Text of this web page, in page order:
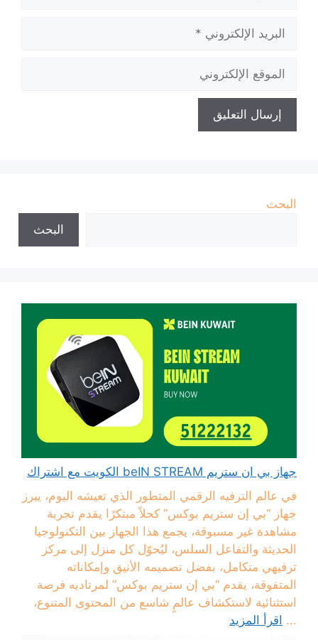
الإلكتروني
الإلكتروني
البحث
البحث
جهاز بي ان ستريم beIN STREAM الكويت مع اشتراك
في عالم الترفيه الرقمي المتطور الذي تعيشه اليوم، يبرز
جهاز “بي إن ستريم بوكس” كحلاً مبتكرًا يقدم تجربة
مشاهدة غير مسبوقة، يجمع هذا الجهاز بين التكنولوجيا
الحديثة والتفاعل السلس، ليُحوّل كل منزل إلى مركز
ترفيهي متكامل، بفضل تصميمه الأنيق وإمكاناته
المتفوقة، يقدم “بي إن ستريم بوكس” لمرتاديه فرصة
استثنائية لاستكشاف عالمٍ شاسع من المحتوى المتنوع،
... اقرأ المزيد